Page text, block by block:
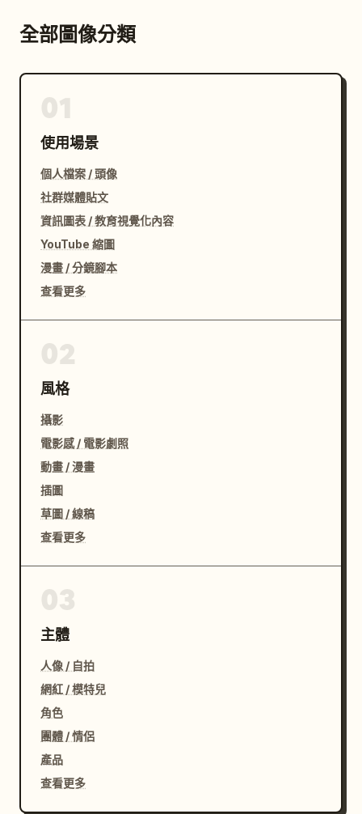
全部圖像分類
使用場景
個人檔案 / 頭像
社群媒體貼文
資訊圖表 / 教育視覺化內容
YouTube 縮圖
漫畫 / 分鏡腳本
查看更多
風格
攝影
電影感 / 電影劇照
動畫 / 漫畫
插圖
草圖 / 線稿
查看更多
主體
人像 / 自拍
網紅 / 模特兒
角色
團體 / 情侶
產品
查看更多